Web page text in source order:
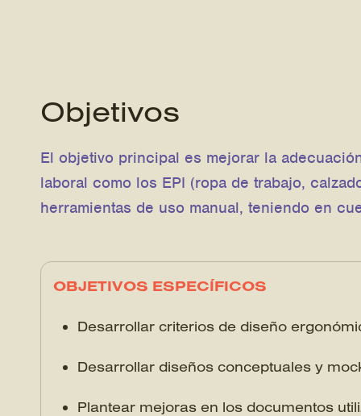
Objetivos
El objetivo principal es mejorar la
laboral como los EPI (ropa de trabajo,
herramientas de uso manual, teniendo en
OBJETIVOS ESPECÍFICOS
Desarrollar criterios de diseño
Desarrollar diseños conceptuales y
Plantear mejoras en los documentos